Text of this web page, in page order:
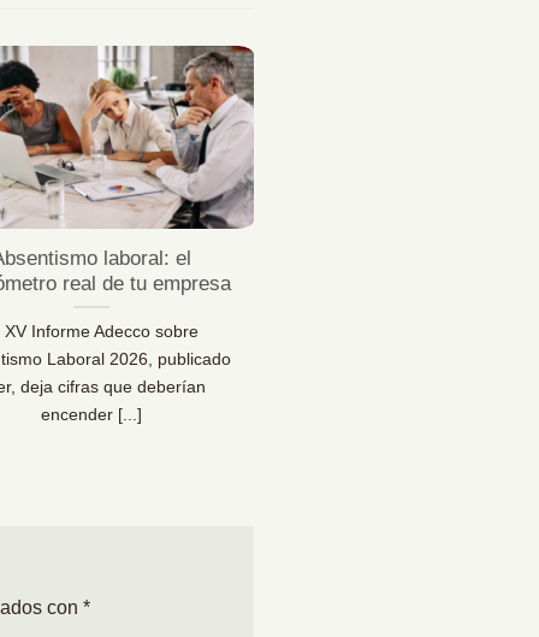
laboral: el
real de tu empresa
XV Informe Adecco sobre
Laboral 2026, publicado
deja cifras que deberían
encender [...]
con *